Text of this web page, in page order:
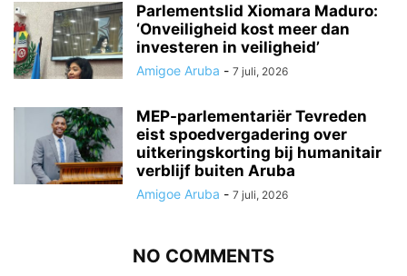
Parlementslid Xiomara Maduro:
‘Onveiligheid kost meer dan
investeren in veiligheid’
Amigoe Aruba - 7 juli, 2026
MEP-parlementariër Tevreden
eist spoedvergadering over
uitkeringskorting bij humanitair
verblijf buiten Aruba
Amigoe Aruba - 7 juli, 2026
NO COMMENTS